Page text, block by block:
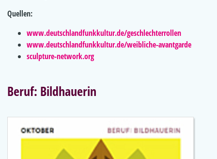
Quellen:
www.deutschlandfunkkultur.de/geschlechterrollen
www.deutschlandfunkkultur.de/weibliche-avantgarde
sculpture-network.org
Beruf: Bildhauerin